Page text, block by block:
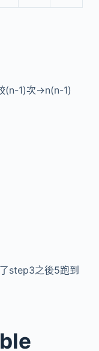
(n-1)次->n(n-1)
step3之後5跑到